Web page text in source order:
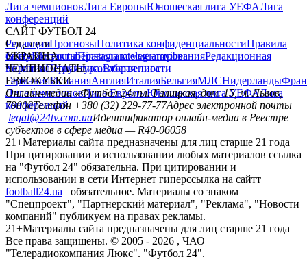
Лига чемпионовЛига ЕвропыЮношеская лига УЕФАЛига
конференций
САЙТ ФУТБОЛ 24
РедакцияПрогнозыПолитика конфиденциальностиПравила
сайтуКонтактыПравила комментированияРедакционная
политикаСтруктура собственности
Соц. сети
facebookxyoutubeinstagramtelegramviber
УКРАИНА
УкраинаПервая лигаВторая лига
ЧЕМПИОНАТЫ
ГерманияИспанияАнглияИталияБельгияМЛСНидерланды
ЕВРОКУБКИ
Лига чемпионовЛига ЕвропыЮношеская лига УЕФАЛига
конференций
Онлайн-медиа «Футбол 24»пл. Галицкая, дом. 15, м. Львов,
79008Телефон +380 (32) 229-77-77Адрес электронной почты
legal@24tv.com.uaИдентификатор онлайн-медиа в Реестре
субъектов в сфере медиа — R40-06058
21+Материалы сайта предназначены для лиц старше 21 года
При цитировании и использовании любых материалов ссылка
на "Футбол 24" обязательна. При цитировании и
использовании в сети Интернет гиперссылка на сайтт
football24.ua
обязательное. Материалы со знаком
"Спецпроект", "Партнерский материал", "Реклама", "Новости
компаний" публикуем на правах рекламы.
21+Материалы сайта предназначены для лиц старше 21 года
Все права защищены. © 2005 - 2026 , ЧАО
"Телерадиокомпания Люкс". "Футбол 24".